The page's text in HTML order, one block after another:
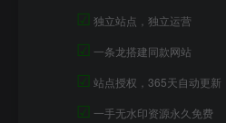
☑ 独立站点，独立运营
☑ 一条龙搭建同款网站
☑ 站点授权，365天自动更新
☑ 一手无水印资源永久免费